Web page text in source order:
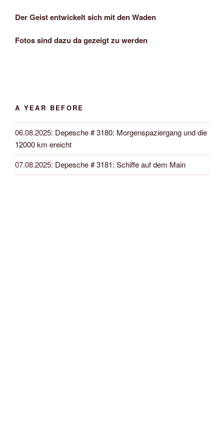
Der Geist entwickelt sich mit den Waden
Fotos sind dazu da gezeigt zu werden
A YEAR BEFORE
06.08.2025: Depesche # 3180: Morgenspaziergang und die
12000 km ereicht
07.08.2025: Depesche # 3181: Schiffe auf dem Main